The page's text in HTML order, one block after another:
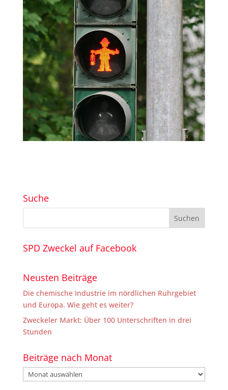
Suche
SPD Zweckel auf Facebook
Neusten Beiträge
Die chemische Industrie im nördlichen Ruhrgebiet
und Europa. Wie geht es weiter?
Zweckeler Markt: Über 100 Unterschriften in drei
Stunden
Beiträge nach Monat
Beiträge
nach